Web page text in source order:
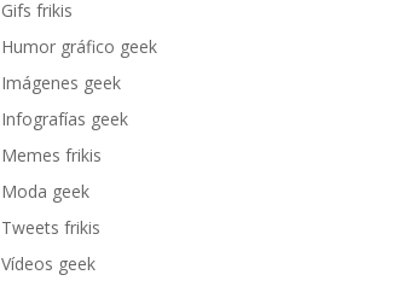
Gifs frikis
Humor gráfico geek
Imágenes geek
Infografías geek
Memes frikis
Moda geek
Tweets frikis
Vídeos geek